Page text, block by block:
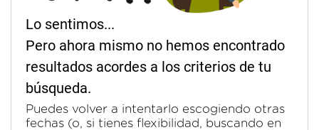
Lo sentimos...
Pero ahora mismo no hemos encontrado
resultados acordes a los criterios de tu
búsqueda.
Puedes volver a intentarlo escogiendo otras
fechas (o, si tienes flexibilidad, buscando en